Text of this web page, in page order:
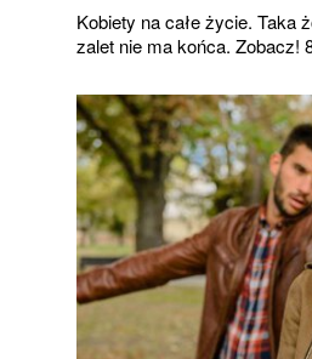
Kobiety na całe życie. Taka
zalet nie ma końca. Zobacz!